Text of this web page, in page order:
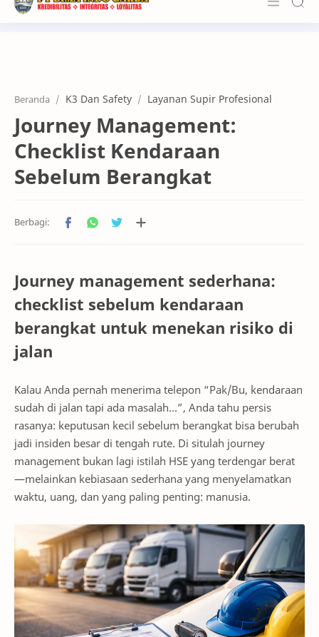
Customers
Kerja Sama
Beranda K3 Dan Safety Layanan Supir Profesional
Journey Management:
Checklist Kendaraan
Sebelum Berangkat
Journey management sederhana:
checklist sebelum kendaraan
berangkat untuk menekan risiko di
jalan
Kalau Anda pernah menerima telepon “Pak/Bu, kendaraan
sudah di jalan tapi ada masalah…”, Anda tahu persis
rasanya: keputusan kecil sebelum berangkat bisa berubah
jadi insiden besar di tengah rute. Di situlah journey
management bukan lagi istilah HSE yang terdengar berat
—melainkan kebiasaan sederhana yang menyelamatkan
waktu, uang, dan yang paling penting: manusia.